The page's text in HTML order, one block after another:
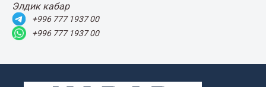
Элдик кабар
+996 777 1937 00
+996 777 1937 00